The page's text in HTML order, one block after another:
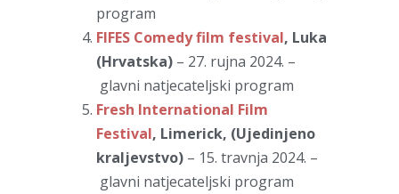
program
FIFES Comedy film festival, Luka
(Hrvatska) – 27. rujna 2024. –
glavni natjecateljski program
Fresh International Film
Festival, Limerick, (Ujedinjeno
kraljevstvo) – 15. travnja 2024. –
glavni natjecateljski program